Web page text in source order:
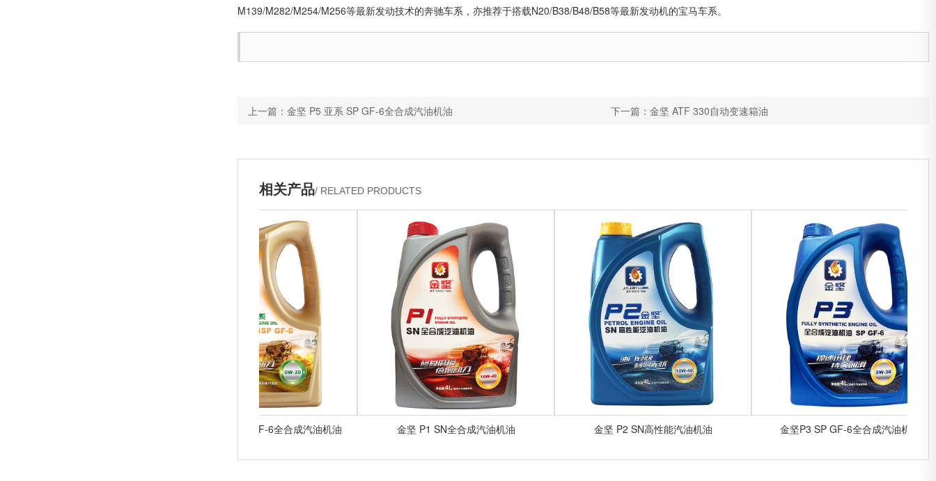
M139/M282/M254/M256等最新发动技术的奔驰车系，亦推荐于搭载N20/B38/B48/B58等最新发动机的宝马车系。
上一篇：金坚 P5 亚系 SP GF-6全合成汽油机油 下一篇：金坚 ATF 330自动变速箱油
相关产品/ RELATED PRODUCTS
金坚 P5 亚系 SP GF-6全合成汽油机油 金坚 P1 SN全合成汽油机油 金坚 P2 SN高性能汽油机油 金坚P3 SP GF-6全合成汽油机油